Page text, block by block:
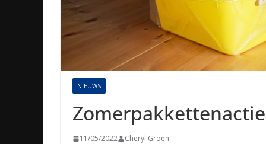
NIEUWS
11/05/2022 Cheryl Groen